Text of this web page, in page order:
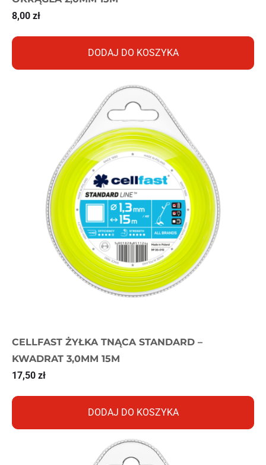
8,00 zł
DODAJ DO KOSZYKA
CELLFAST ŻYŁKA TNĄCA STANDARD –
KWADRAT 3,0MM 15M
17,50 zł
DODAJ DO KOSZYKA